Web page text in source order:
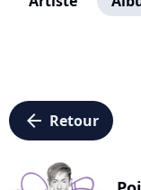
arrow_left Retour